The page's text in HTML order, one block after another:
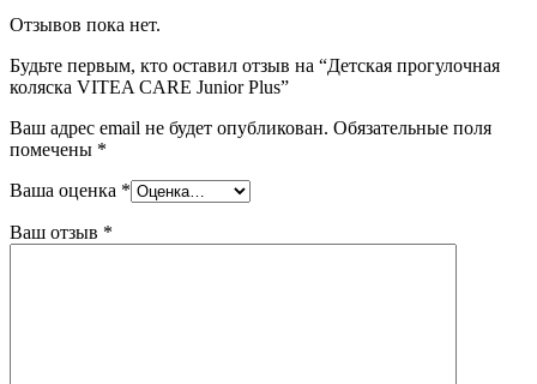
Отзывов пока нет.
Будьте первым, кто оставил отзыв на “Детская прогулочная
коляска VITEA CARE Junior Plus”
Ваш адрес email не будет опубликован. Обязательные поля
помечены *
Ваша оценка *
Ваш отзыв *